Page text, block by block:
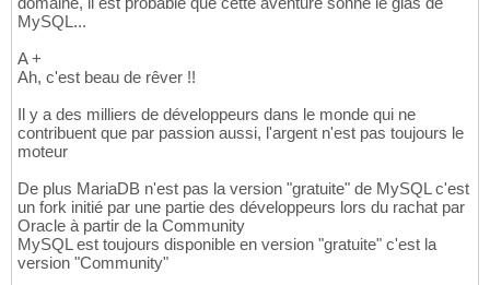
MySQL...
A +
Ah, c'est beau de rêver !!
Il y a des milliers de développeurs dans le monde qui ne
contribuent que par passion aussi, l'argent n'est pas toujours le
moteur
De plus MariaDB n'est pas la version "gratuite" de MySQL c'est
un fork initié par une partie des développeurs lors du rachat par
Oracle à partir de la Community
MySQL est toujours disponible en version "gratuite" c'est la
version "Community"